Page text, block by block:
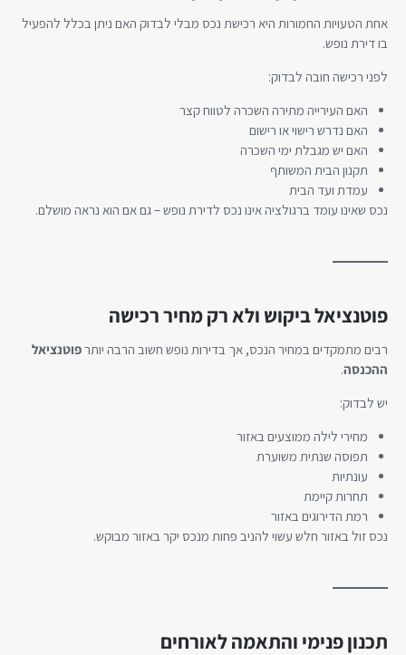
אחת הטעויות החמורות היא רכישת נכס מבלי לבדוק האם ניתן בכלל להפעיל
בו דירת נופש.
לפני רכישה חובה לבדוק:
האם העירייה מתירה השכרה לטווח קצר
האם נדרש רישוי או רישום
האם יש מגבלת ימי השכרה
תקנון הבית המשותף
עמדת ועד הבית
נכס שאינו עומד ברגולציה אינו נכס לדירת נופש – גם אם הוא נראה מושלם.
פוטנציאל ביקוש ולא רק מחיר רכישה
רבים מתמקדים במחיר הנכס, אך בדירות נופש חשוב הרבה יותרפוטנציאל
ההכנסה.
יש לבדוק:
מחירי לילה ממוצעים באזור
תפוסה שנתית משוערת
עונתיות
תחרות קיימת
רמת הדירוגים באזור
נכס זול באזור חלש עשוי להניב פחות מנכס יקר באזור מבוקש.
תכנון פנימי והתאמה לאורחים